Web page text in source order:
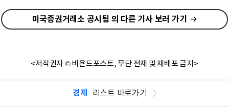
미국증권거래소 공시팀 의 다른 기사 보러 가기
<저작권자 © 비욘드포스트, 무단 전재 및 재배포 금지>
경제 리스트 바로가기